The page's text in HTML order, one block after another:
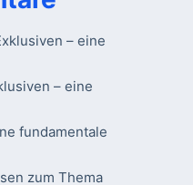
– eine
– eine
fundamentale
zum Thema